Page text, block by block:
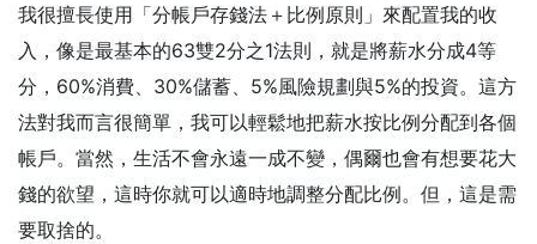
我很擅長使用「分帳戶存錢法＋比例原則」來配置我的收
入，像是最基本的63雙2分之1法則，就是將薪水分成4等
分，60%消費、30%儲蓄、5%風險規劃與5%的投資。這方
法對我而言很簡單，我可以輕鬆地把薪水按比例分配到各個
帳戶。當然，生活不會永遠一成不變，偶爾也會有想要花大
錢的欲望，這時你就可以適時地調整分配比例。但，這是需
要取捨的。